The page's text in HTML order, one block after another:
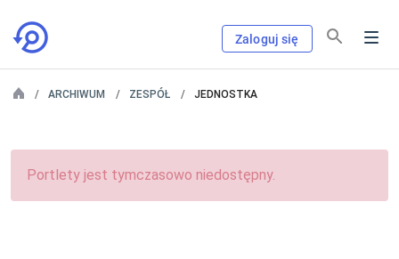
Zaloguj się
ARCHIWUM ZESPÓŁ JEDNOSTKA
Portlety jest tymczasowo niedostępny.